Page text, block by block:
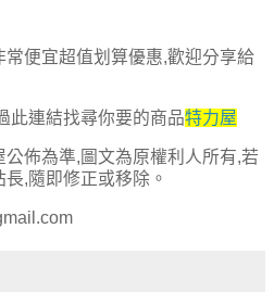
便宜超值划算優惠,歡迎分享給
此連結找尋你要的商品特力屋
佈為準,圖文為原權利人所有,若
,隨即修正或移除。